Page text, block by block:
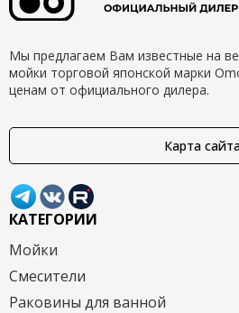
Мы предлагаем Вам известные на
мойки торговой японской марки
ценам от официального дилера.
Карта
КАТЕГОРИИ
Мойки
Смесители
Раковины для ванной